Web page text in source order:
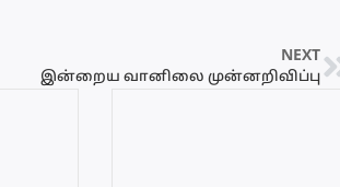
NEXT
இன்றைய வானிலை முன்னறிவிப்பு